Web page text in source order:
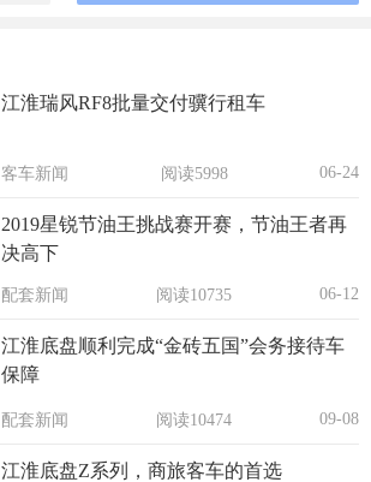
江淮瑞风RF8批量交付骥行租车
客车新闻 阅读5998 06-24
2019星锐节油王挑战赛开赛，节油王者再
决高下
配套新闻 阅读10735 06-12
江淮底盘顺利完成“金砖五国”会务接待车
保障
配套新闻 阅读10474 09-08
江淮底盘Z系列，商旅客车的首选